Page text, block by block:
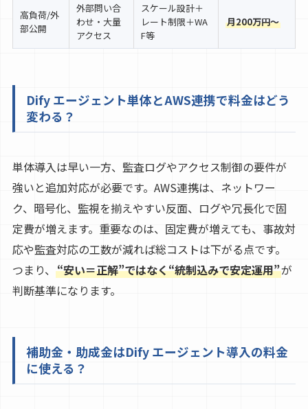
高負荷/外
部公開
外部問い合
わせ・大量
アクセス
スケール設計＋
レート制限＋WA
F等
月200万円〜
Dify エージェント単体とAWS連携で料金はどう
変わる？
単体導入は早い一方、監査ログやアクセス制御の要件が
強いと追加対応が必要です。AWS連携は、ネットワー
ク、暗号化、監視を揃えやすい反面、ログや冗長化で固
定費が増えます。重要なのは、固定費が増えても、事故対
応や監査対応の工数が減れば総コストは下がる点です。
つまり、 “安い＝正解”ではなく“統制込みで安定運用”が
判断基準になります。
補助金・助成金はDify エージェント導入の料金
に使える？